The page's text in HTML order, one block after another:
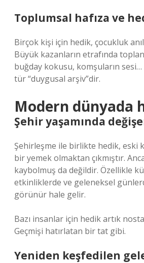
Toplumsal hafıza ve
Birçok kişi için hedik, çocukluk
Büyük kazanların etrafında
buğday kokusu, komşuların
tür “duygusal arşiv”dir.
Modern dünyada
Şehir yaşamında
Şehirleşme ile birlikte hedik, eski
bir yemek olmaktan çıkmıştır.
kaybolmuş da değildir. Özellikle
etkinliklerde ve geleneksel
görünür hale gelir.
Bazı insanlar için hedik artık
Geçmişi hatırlatan bir tat gibi.
Yeniden keşfedilen